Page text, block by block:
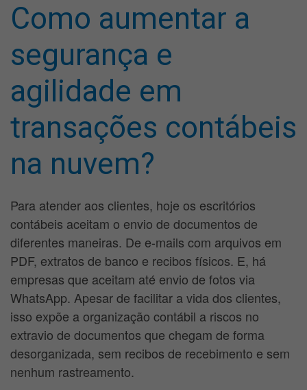
Como aumentar a
segurança e
agilidade em
transações contábeis
na nuvem?
Para atender aos clientes, hoje os escritórios
contábeis aceitam o envio de documentos de
diferentes maneiras. De e-mails com arquivos em
PDF, extratos de banco e recibos físicos. E, há
empresas que aceitam até envio de fotos via
WhatsApp. Apesar de facilitar a vida dos clientes,
isso expõe a organização contábil a riscos no
extravio de documentos que chegam de forma
desorganizada, sem recibos de recebimento e sem
nenhum rastreamento.